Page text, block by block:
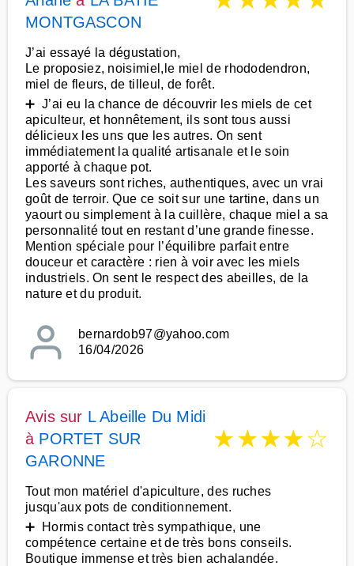
MONTGASCON
J’ai essayé la dégustation,
Le proposiez, noisimiel,le miel de rhododendron,
miel de fleurs, de tilleul, de forêt.
➕ J’ai eu la chance de découvrir les miels de cet
apiculteur, et honnêtement, ils sont tous aussi
délicieux les uns que les autres. On sent
immédiatement la qualité artisanale et le soin
apporté à chaque pot.
Les saveurs sont riches, authentiques, avec un vrai
goût de terroir. Que ce soit sur une tartine, dans un
yaourt ou simplement à la cuillère, chaque miel a sa
personnalité tout en restant d’une grande finesse.
Mention spéciale pour l’équilibre parfait entre
douceur et caractère : rien à voir avec les miels
industriels. On sent le respect des abeilles, de la
nature et du produit.
bernardob97@yahoo.com
16/04/2026
Avis sur L Abeille Du Midi
à PORTET SUR
GARONNE
★★★★☆
Tout mon matériel d'apiculture, des ruches
jusqu'aux pots de conditionnement.
➕ Hormis contact très sympathique, une
compétence certaine et de très bons conseils.
Boutique immense et très bien achalandée.